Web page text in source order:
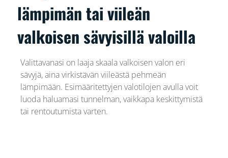
lämpimän tai viileän
valkoisen sävyisillä valoilla
Valittavanasi on laaja skaala valkoisen valon eri
sävyjä, aina virkistävän viileästä pehmeän
lämpimään. Esimääritettyjen valotilojen avulla voit
luoda haluamasi tunnelman, vaikkapa keskittymistä
tai rentoutumista varten.